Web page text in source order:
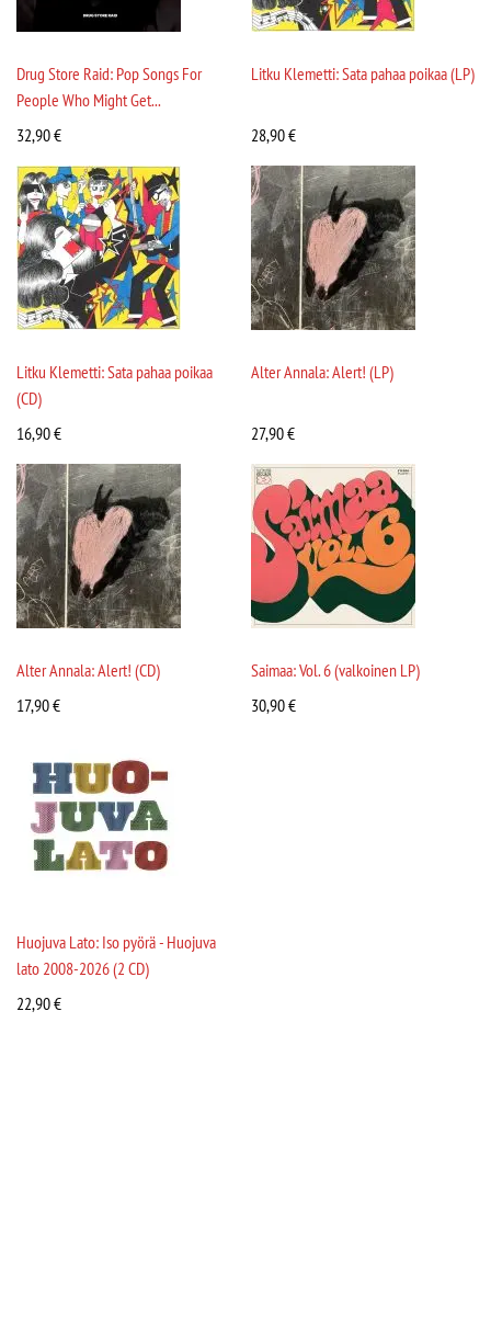
Drug Store Raid: Pop Songs For
People Who Might Get...
32,90€
Litku Klemetti: Sata pahaa poikaa (LP)
28,90€
Litku Klemetti: Sata pahaa poikaa
(CD)
16,90€
Alter Annala: Alert! (LP)
27,90€
Alter Annala: Alert! (CD)
17,90€
Saimaa: Vol. 6 (valkoinen LP)
30,90€
Huojuva Lato: Iso pyörä - Huojuva
lato 2008-2026 (2 CD)
22,90€